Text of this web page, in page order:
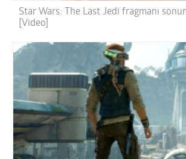
Star Wars: The Last Jedi fragmanı
[Video]